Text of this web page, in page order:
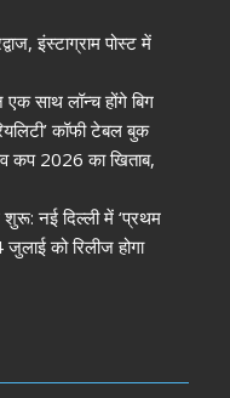
इंस्टाग्राम पोस्ट में
साथ लॉन्च होंगे बिग
कॉफी टेबल बुक
कप 2026 का खिताब,
शुरू: नई दिल्ली में ‘प्रथम
को रिलीज होगा